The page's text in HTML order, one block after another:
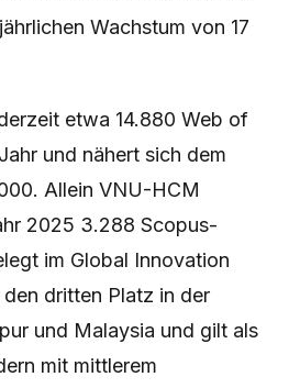
Wachstum von 17
etwa 14.880 Web of
und nähert sich dem
Allein VNU-HCM
2025 3.288 Scopus-
im Global Innovation
dritten Platz in der
und Malaysia und gilt als
mit mittlerem